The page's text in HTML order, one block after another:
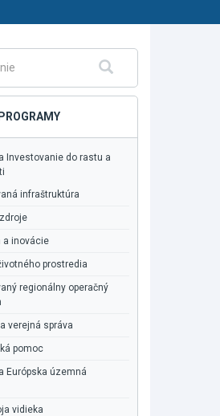
Investovanie do rastu a
infraštruktúra
a inovácie
prostredia
regionálny operačný
verejná správa
pomoc
Európska územná
vidieka